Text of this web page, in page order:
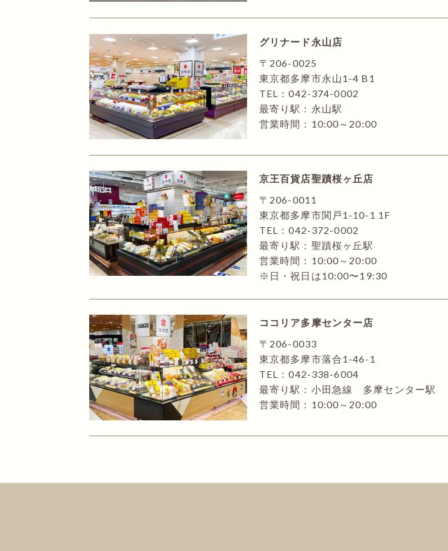
グリナード永山店
〒206-0025
東京都多摩市永山1-4 B1
TEL：042-374-0002
最寄り駅：永山駅
営業時間：10:00～20:00
京王百貨店聖蹟桜ヶ丘店
〒206-0011
東京都多摩市関戸1-10-1 1F
TEL：042-372-0002
最寄り駅：聖蹟桜ヶ丘駅
営業時間：10:00～20:00
※日・祝日は10:00〜19:30
ココリア多摩センター店
〒206-0033
東京都多摩市落合1-46-1
TEL：042-338-6004
最寄り駅：小田急線 多摩センター駅
営業時間：10:00～20:00